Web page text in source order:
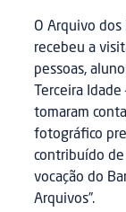
O Arquivo dos
recebeu a
pessoas,
Terceira Idade
tomaram
fotográfico
contribuído
vocação do
Arquivos”.